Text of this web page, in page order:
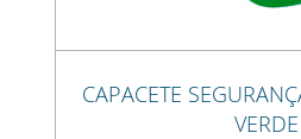
CAPACETE
VERDE